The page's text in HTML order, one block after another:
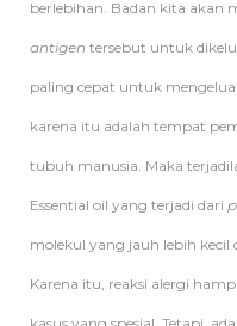
berlebihan. Badan kita akan
antigen tersebut untuk
paling cepat untuk
karena itu adalah tempat
tubuh manusia. Maka
Essential oil yang terjadi dari
molekul yang jauh lebih kecil
Karena itu, reaksi alergi